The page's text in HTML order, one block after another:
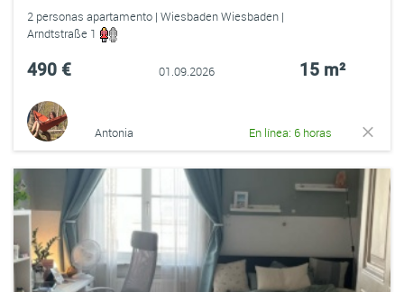
2 personas apartamento | Wiesbaden Wiesbaden |
Arndtstraße 1
490 € 01.09.2026 15 m²
Antonia En línea: 6 horas